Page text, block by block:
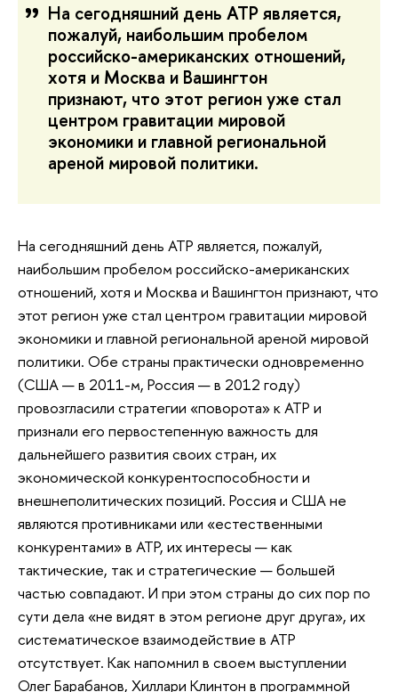
На сегодняшний день АТР является,
пожалуй, наибольшим пробелом
российско-американских отношений,
хотя и Москва и Вашингтон
признают, что этот регион уже стал
центром гравитации мировой
экономики и главной региональной
ареной мировой политики.
На сегодняшний день АТР является, пожалуй,
наибольшим пробелом российско-американских
отношений, хотя и Москва и Вашингтон признают, что
этот регион уже стал центром гравитации мировой
экономики и главной региональной ареной мировой
политики. Обе страны практически одновременно
(США — в 2011-м, Россия — в 2012 году)
провозгласили стратегии «поворота» к АТР и
признали его первостепенную важность для
дальнейшего развития своих стран, их
экономической конкурентоспособности и
внешнеполитических позиций. Россия и США не
являются противниками или «естественными
конкурентами» в АТР, их интересы — как
тактические, так и стратегические — большей
частью совпадают. И при этом страны до сих пор по
сути дела «не видят в этом регионе друг друга», их
систематическое взаимодействие в АТР
отсутствует. Как напомнил в своем выступлении
Олег Барабанов, Хиллари Клинтон в программной